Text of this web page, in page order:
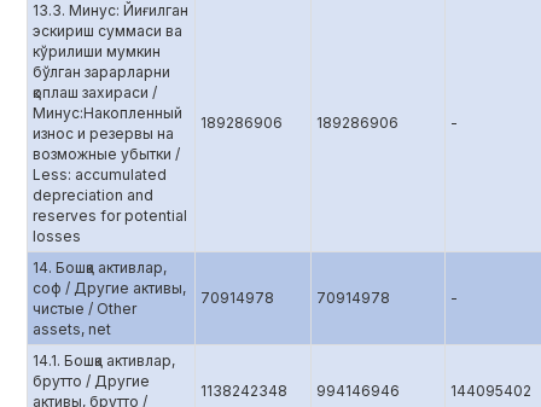
13.3. Минус: Йиғилган
эскириш суммаси ва
кўрилиши мумкин
бўлган зарарларни
қоплаш захираси /
Минус:Накопленный
износ и резервы на
возможные убытки /
Less: accumulated
depreciation and
reserves for potential
losses
189286906 189286906 -
14. Бошқа активлар,
соф / Другие активы,
чистые / Other
assets, net
70914978 70914978 -
14.1. Бошқа активлар,
брутто / Другие
активы, брутто /
1138242348 994146946 144095402